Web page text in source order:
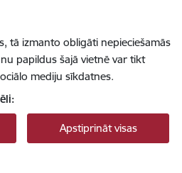
tā izmanto obligāti nepieciešamās
papildus šajā vietnē var tikt
mediju sīkdatnes.
Apstiprināt visas